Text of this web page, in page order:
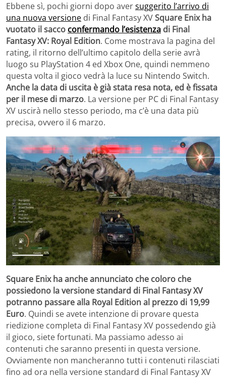
Ebbene sì, pochi giorni dopo aversuggerito l’arrivo di
una nuova versione di Final Fantasy XVSquare Enix ha
vuotato il sacco confermando l’esistenza di Final
Fantasy XV: Royal Edition. Come mostrava la pagina del
rating, il ritorno dell’ultimo capitolo della serie avrà
luogo su PlayStation 4 ed Xbox One, quindi nemmeno
questa volta il gioco vedrà la luce su Nintendo Switch.
Anche la data di uscita è già stata resa nota, ed è fissata
per il mese di marzo. La versione per PC di Final Fantasy
XV uscirà nello stesso periodo, ma c’è una data più
precisa, ovvero il 6 marzo.
Square Enix ha anche annunciato che coloro che
possiedono la versione standard di Final Fantasy XV
potranno passare alla Royal Edition al prezzo di 19,99
Euro. Quindi se avete intenzione di provare questa
riedizione completa di Final Fantasy XV possedendo già
il gioco, siete fortunati. Ma passiamo adesso ai
contenuti che saranno presenti in questa versione.
Ovviamente non mancheranno tutti i contenuti rilasciati
fino ad ora nella versione standard di Final Fantasy XV